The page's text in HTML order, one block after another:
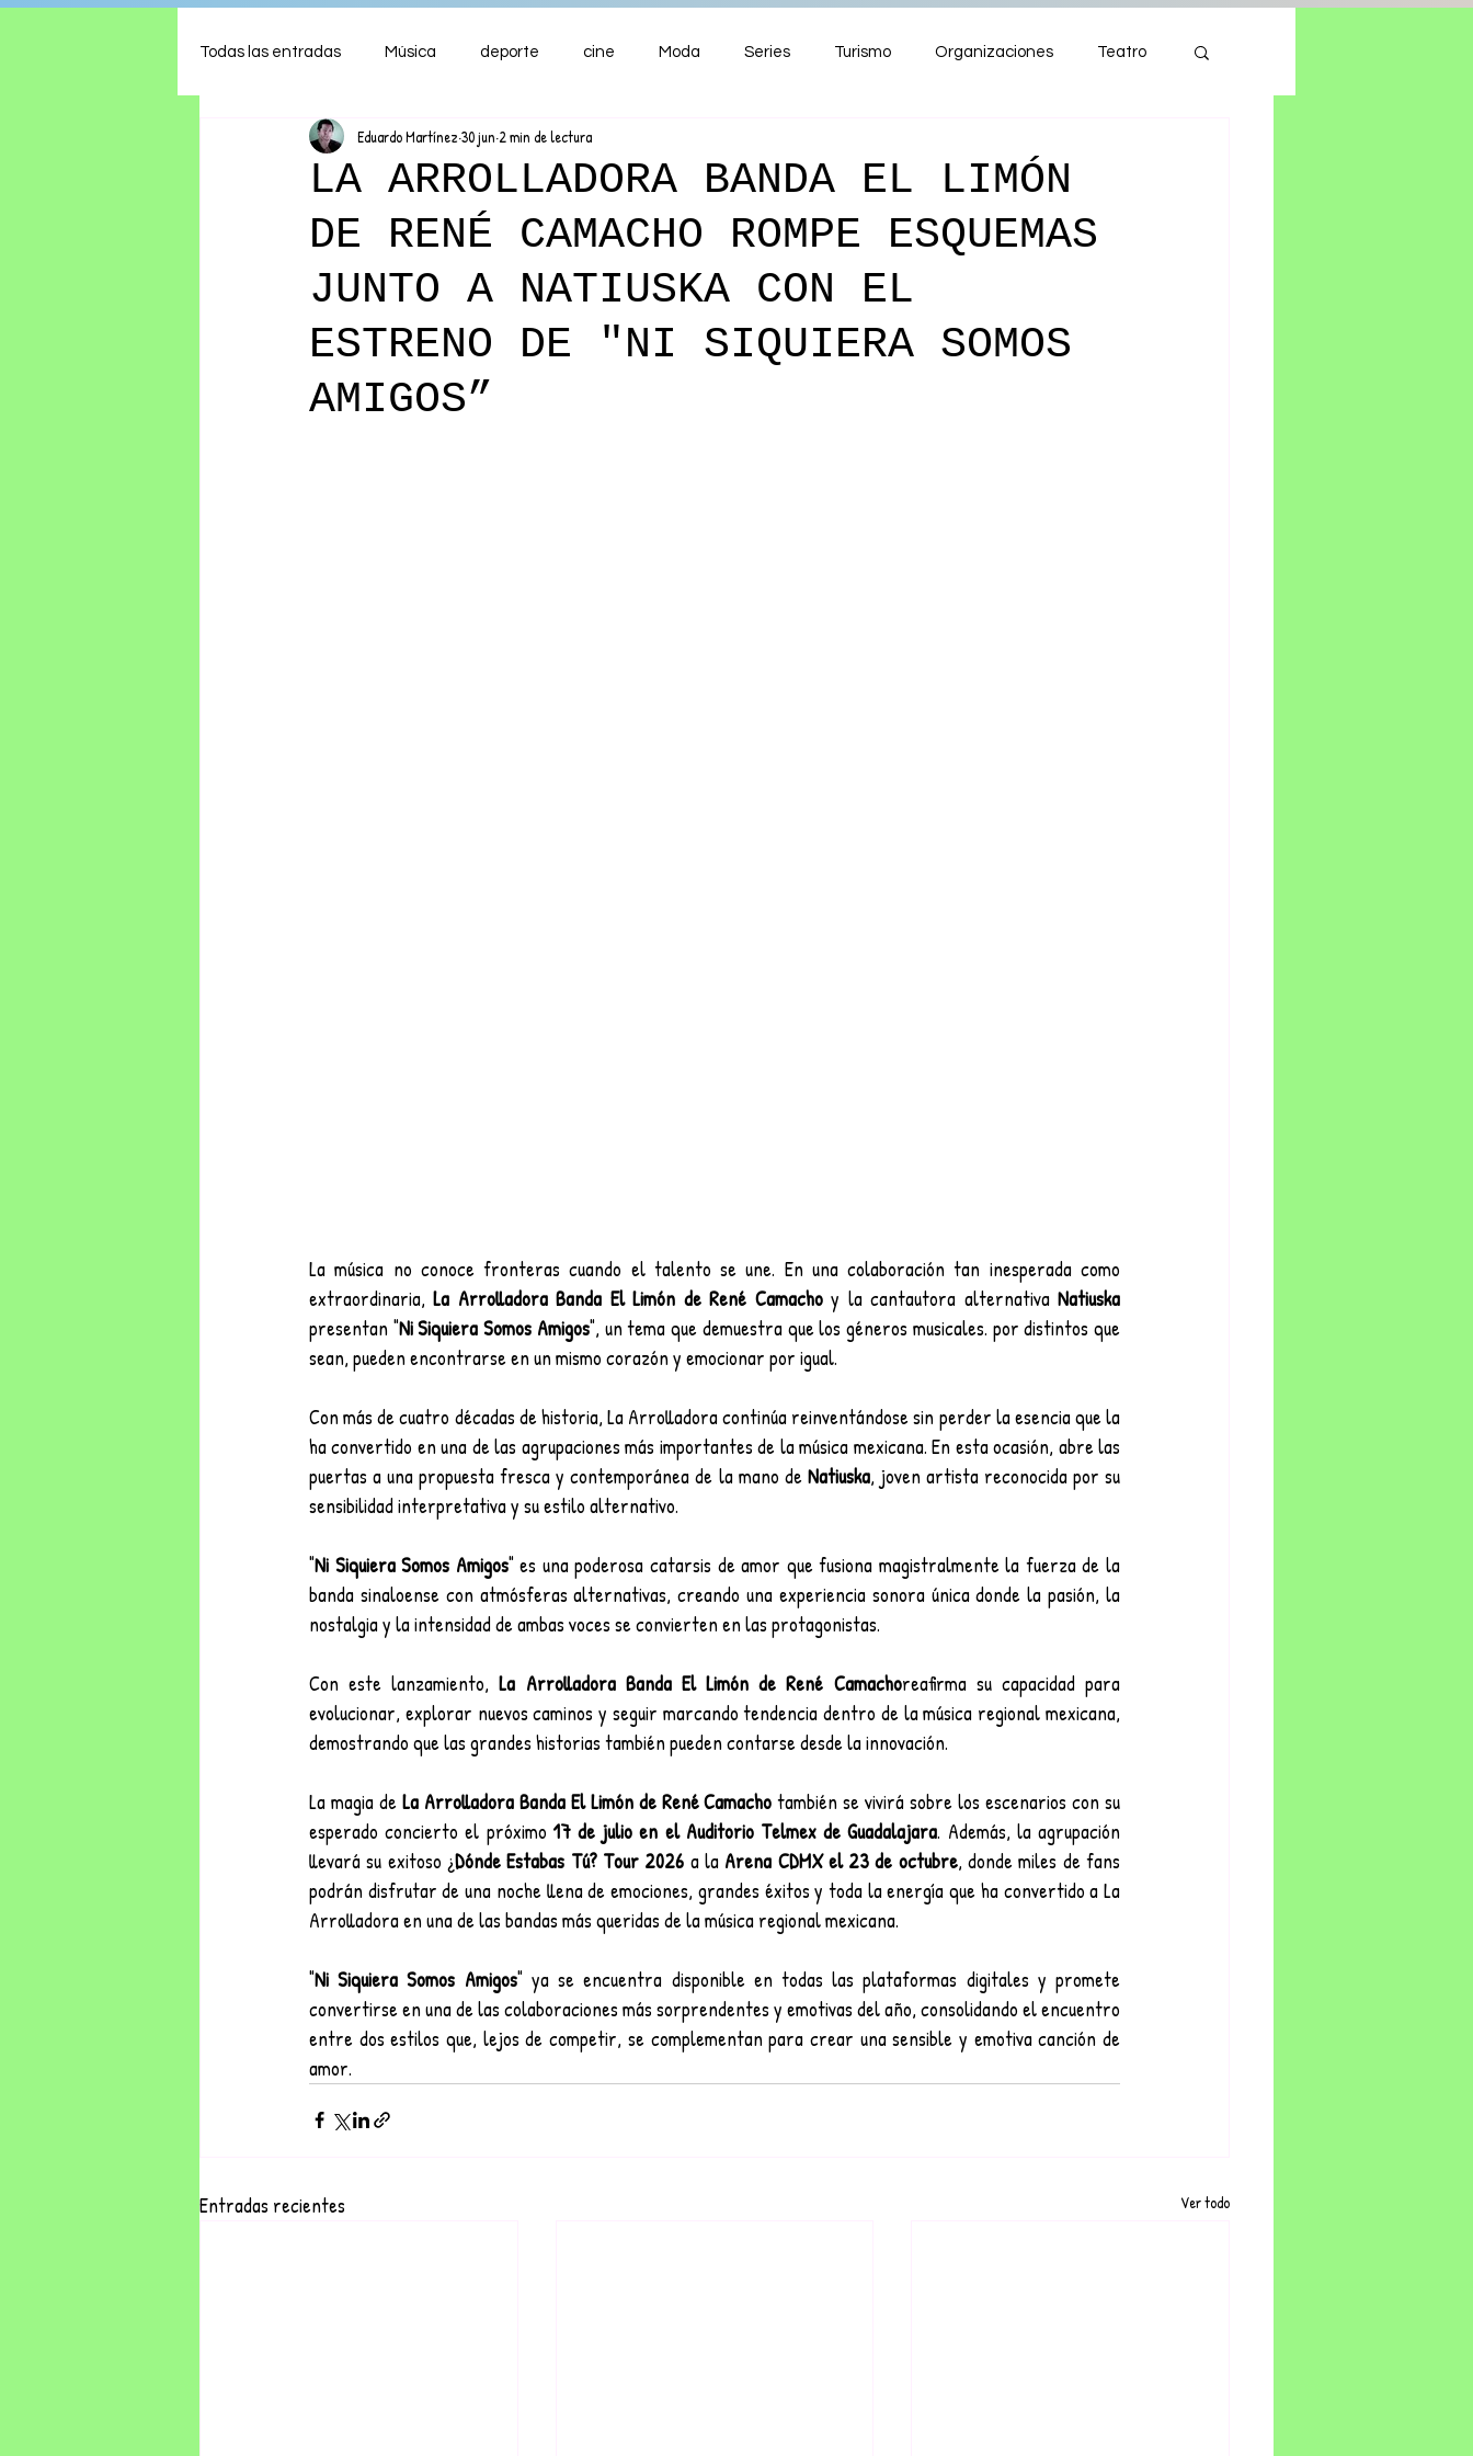
Todas las entradas Música deporte cine Moda Series Turismo Organizaciones Teatro
Shows Comida ENTRETENIMIENTO
Ambiente Hogar Finanzas
LA ARROLLADORA BANDA EL LIMÓN
DE RENÉ CAMACHO ROMPE ESQUEMAS
JUNTO A NATIUSKA CON EL
ESTRENO DE "NI SIQUIERA SOMOS
AMIGOS”
Eduardo Martínez 30 jun 2 min de lectura
La música no conoce fronteras cuando el talento se une. En una colaboración tan inesperada como
extraordinaria, La Arrolladora Banda El Limón de René Camacho y la cantautora alternativa Natiuska
presentan "Ni Siquiera Somos Amigos", un tema que demuestra que los géneros musicales. por distintos que
sean, pueden encontrarse en un mismo corazón y emocionar por igual.
Con más de cuatro décadas de historia, La Arrolladora continúa reinventándose sin perder la esencia que la
ha convertido en una de las agrupaciones más importantes de la música mexicana. En esta ocasión, abre las
puertas a una propuesta fresca y contemporánea de la mano de Natiuska, joven artista reconocida por su
sensibilidad interpretativa y su estilo alternativo.
"Ni Siquiera Somos Amigos" es una poderosa catarsis de amor que fusiona magistralmente la fuerza de la
banda sinaloense con atmósferas alternativas, creando una experiencia sonora única donde la pasión, la
nostalgia y la intensidad de ambas voces se convierten en las protagonistas.
Con este lanzamiento, La Arrolladora Banda El Limón de René Camachoreafirma su capacidad para
evolucionar, explorar nuevos caminos y seguir marcando tendencia dentro de la música regional mexicana,
demostrando que las grandes historias también pueden contarse desde la innovación.
La magia de La Arrolladora Banda El Limón de René Camacho también se vivirá sobre los escenarios con su
esperado concierto el próximo 17 de julio en el Auditorio Telmex de Guadalajara. Además, la agrupación
llevará su exitoso ¿Dónde Estabas Tú? Tour 2026 a la Arena CDMX el 23 de octubre, donde miles de fans
podrán disfrutar de una noche llena de emociones, grandes éxitos y toda la energía que ha convertido a La
Arrolladora en una de las bandas más queridas de la música regional mexicana.
"Ni Siquiera Somos Amigos" ya se encuentra disponible en todas las plataformas digitales y promete
convertirse en una de las colaboraciones más sorprendentes y emotivas del año, consolidando el encuentro
entre dos estilos que, lejos de competir, se complementan para crear una sensible y emotiva canción de
amor.
Entradas recientes Ver todo